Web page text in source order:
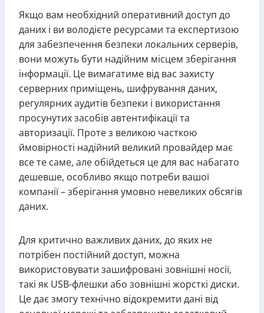
Якщо вам необхідний оперативний доступ до
даних і ви володієте ресурсами та експертизою
для забезпечення безпеки локальних серверів,
вони можуть бути надійним місцем зберігання
інформації. Це вимагатиме від вас захисту
серверних приміщень, шифрування даних,
регулярних аудитів безпеки і використання
просунутих засобів автентифікації та
авторизації. Проте з великою часткою
ймовірності надійний великий провайдер має
все те саме, але обійдеться це для вас набагато
дешевше, особливо якщо потреби вашої
компанії – зберігання умовно невеликих обсягів
даних.
Для критично важливих даних, до яких не
потрібен постійний доступ, можна
використовувати зашифровані зовнішні носії,
такі як USB-флешки або зовнішні жорсткі диски.
Це дає змогу технічно відокремити дані від